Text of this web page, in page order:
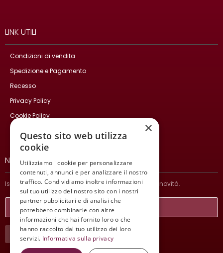
LINK UTILI
Condizioni di vendita
Spedizione e Pagamento
Recesso
Privacy Policy
Cookie Policy
NEWSLETTER
Iscriviti per ricevere informazioni sulle nostre ultime novità.
ISCRIVITI
×
Questo sito web utilizza
cookie
Utilizziamo i cookie per personalizzare
contenuti, annunci e per analizzare il nostro
traffico. Condividiamo inoltre informazioni
sul tuo utilizzo del nostro sito con i nostri
partner pubblicitari e di analisi che
potrebbero combinarle con altre
informazioni che hai fornito loro o che
hanno raccolto dal tuo utilizzo dei loro
servizi. Informativa sulla privacy